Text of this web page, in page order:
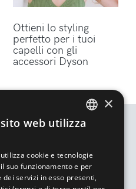
Ottieni lo styling
perfetto per i tuoi
capelli con gli
accessori Dyson
×
web utilizza
cookie e tecnologie
suo funzionamento e per
dei servizi in esso presenti,